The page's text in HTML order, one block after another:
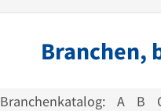
Branchen,
Branchenkatalog: A B